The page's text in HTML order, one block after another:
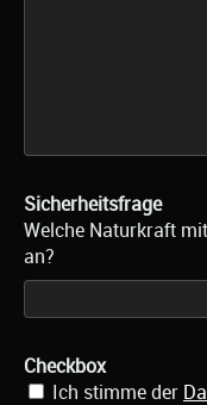
Sicherheitsfrage
Welche Naturkraft
an?
Checkbox
Ich stimme der